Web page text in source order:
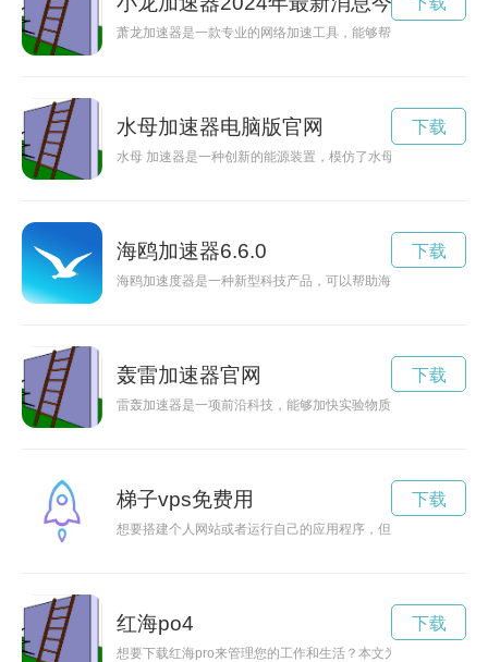
萧龙加速器是一款专业的网络加速工具，能够帮助用户在互联
水母加速器电脑版官网
水母 加速器是一种创新的能源装置，模仿了水母自然的运动方
下载
海鸥加速器6.6.0
海鸥加速度器是一种新型科技产品，可以帮助海鸥提升飞行速
下载
轰雷加速器官网
雷轰加速器是一项前沿科技，能够加快实验物质的运动速度，具
下载
梯子vps免费用
想要搭建个人网站或者运行自己的应用程序，但又担心高昂的
下载
红海po4
想要下载红海pro来管理您的工作和生活？本文为您提供了详细
下载